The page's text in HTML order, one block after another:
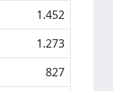
1.452
1.273
827